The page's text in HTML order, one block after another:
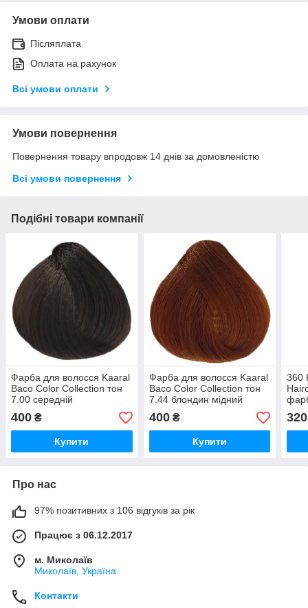
Умови оплати
Післяплата
Оплата на рахунок
Всі умови оплати
Умови повернення
Повернення товару впродовж 14 днів за домовленістю
Всі умови повернення
Подібні товари компанії
Фарба для волосся Kaaral
Baco Color Collection тон
7.00 середній
блондин,100 мл
400 ₴
Купити
Фарба для волосся Kaaral
Baco Color Collection тон
7.44 блондин мідний
насичений, 100 мл
400₴
Купити
360
320
Про нас
97% позитивних з 106 відгуків за рік
Працює з 06.12.2017
м. Миколаїв
Миколаїв, Україна
Контакти